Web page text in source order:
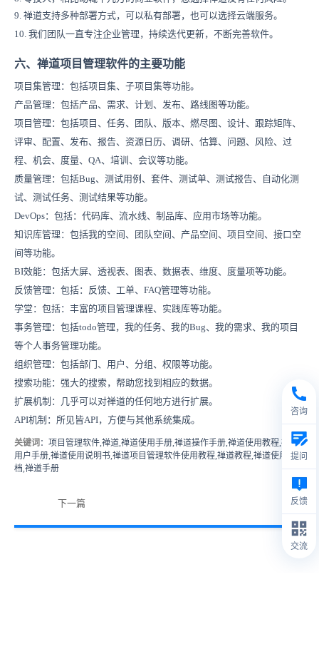
9. 禅道支持多种部署方式，可以私有部署，也可以选择云端服务。
10. 我们团队一直专注企业管理，持续迭代更新，不断完善软件。
六、禅道项目管理软件的主要功能
项目集管理：包括项目集、子项目集等功能。
产品管理：包括产品、需求、计划、发布、路线图等功能。
项目管理：包括项目、任务、团队、版本、燃尽图、设计、跟踪矩阵、
评审、配置、发布、报告、资源日历、调研、估算、问题、风险、过
程、机会、度量、QA、培训、会议等功能。
质量管理：包括Bug、测试用例、套件、测试单、测试报告、自动化测
试、测试任务、测试结果等功能。
DevOps：包括：代码库、流水线、制品库、应用市场等功能。
知识库管理：包括我的空间 、团队空间 、产品空间、项目空间、接口空
间等功能。
BI效能： 包括大屏、透视表、图表、数据表、维度、度量项等功能。
反馈管理：包括：反馈、工单、FAQ管理等功能。
学堂：包括：丰富的项目管理课程、实践库等功能。
事务管理：包括todo管理，我的任务、我的Bug、我的需求、我的项目
等个人事务管理功能。
组织管理：包括部门、用户、分组、权限等功能。
搜索功能：强大的搜索，帮助您找到相应的数据。
扩展机制：几乎可以对禅道的任何地方进行扩展。
API机制：所见皆API，方便与其他系统集成。
关键词 ：项目管理软件,禅道,禅道使用手册,禅道操作手册,禅道使用教程,禅道
用户手册,禅道使用说明书,禅道项目管理软件使用教程,禅道教程,禅道使用文
档,禅道手册
下一篇
咨询
提问
反馈
交流